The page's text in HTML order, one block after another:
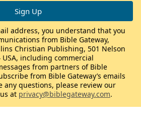
address, you understand that you
from Bible Gateway,
Christian Publishing, 501 Nelson
USA, including commercial
from partners of Bible
from Bible Gateway’s emails
any questions, please review our
at privacy@biblegateway.com.